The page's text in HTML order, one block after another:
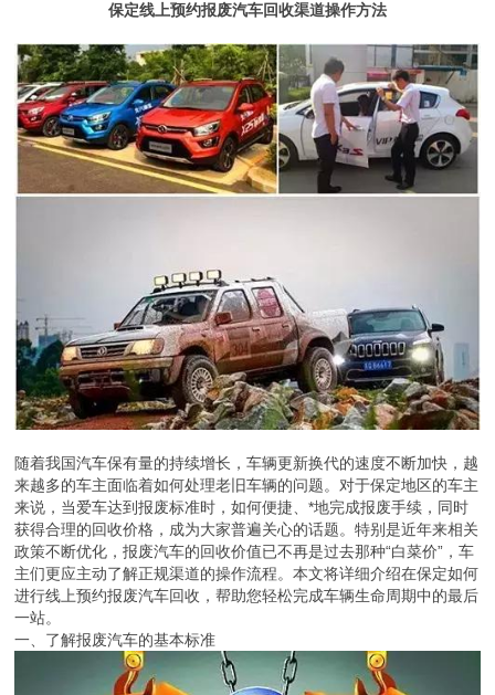
保定线上预约报废汽车回收渠道操作方法
随着我国汽车保有量的持续增长，车辆更新换代的速度不断加快，越
来越多的车主面临着如何处理老旧车辆的问题。对于保定地区的车主
来说，当爱车达到报废标准时，如何便捷、*地完成报废手续，同时
获得合理的回收价格，成为大家普遍关心的话题。特别是近年来相关
政策不断优化，报废汽车的回收价值已不再是过去那种“白菜价”，车
主们更应主动了解正规渠道的操作流程。本文将详细介绍在保定如何
进行线上预约报废汽车回收，帮助您轻松完成车辆生命周期中的最后
一站。
一、了解报废汽车的基本标准